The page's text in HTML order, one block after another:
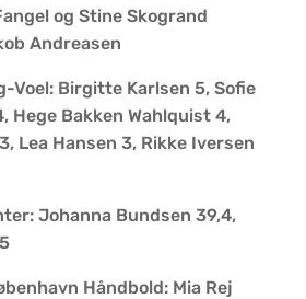
og Stine Skogrand
Andreasen
Voel: Birgitte Karlsen 5, Sofie
Hege Bakken Wahlquist 4,
Lea Hansen 3, Rikke Iversen
Johanna Bundsen 39,4,
Håndbold: Mia Rej